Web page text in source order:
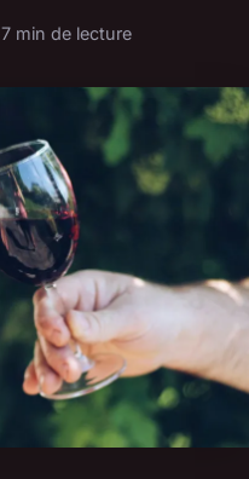
7 min de lecture